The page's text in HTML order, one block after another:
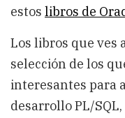
estos libros de
Los libros que ves
selección de los
interesantes para
desarrollo PL/